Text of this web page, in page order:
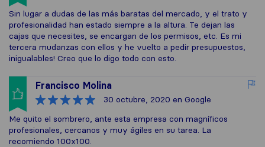
Sin lugar a dudas de las más baratas del mercado, y el trato y
profesionalidad han estado siempre a la altura. Te dejan las
cajas que necesites, se encargan de los permisos, etc. Es mi
tercera mudanzas con ellos y he vuelto a pedir presupuestos,
inigualables! Creo que lo digo todo con esto.
Francisco Molina
30 octubre, 2020 en Google
Me quito el sombrero, ante esta empresa con magníficos
profesionales, cercanos y muy ágiles en su tarea. La
recomiendo 100x100.